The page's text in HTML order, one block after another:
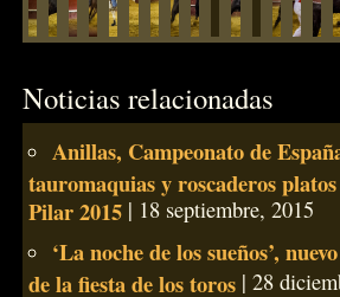
Noticias relacionadas
Anillas, Campeonato de
tauromaquias y roscaderos
Pilar 2015| 18 septiembre, 2015
‘La noche de los sueños’,
de la fiesta de los toros| 28